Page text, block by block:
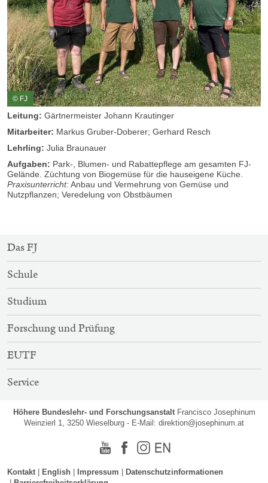
© FJ
Leitung: Gärtnermeister Johann Krautinger
Mitarbeiter: Markus Gruber-Doberer; Gerhard Resch
Lehrling: Julia Braunauer
Aufgaben: Park-, Blumen- und Rabattepflege am gesamten FJ-
Gelände. Züchtung von Biogemüse für die hauseigene Küche.
Praxisunterricht:Anbau und Vermehrung von Gemüse und
Nutzpflanzen; Veredelung von Obstbäumen
SITEMAP-
NAVIGATION
Das FJ
Schule
Studium
Forschung und Prüfung
EUTF
Service
Höhere Bundeslehr- und ForschungsanstaltFrancisco Josephinum
Weinzierl 1, 3250 Wieselburg - E-Mail: direktion@josephinum.at
YoutubeFacebookInstagramEnglisch
Kontakt English Impressum
Datenschutzinformationen